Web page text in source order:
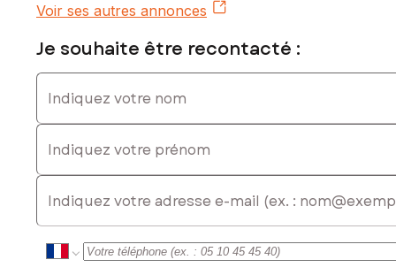
exposé sont disponibles sur le site Géorisques :
Honoraires charge vendeur
FELLMANN, Tél. : 06 47 60 34 15, E-mail :
sarah.medda@safti.fr - EI - Agent commercial immatriculé au
Voir ses autres annonces
Je souhaite être recontacté :
Indiquez votre nom
Indiquez votre prénom
E-mail